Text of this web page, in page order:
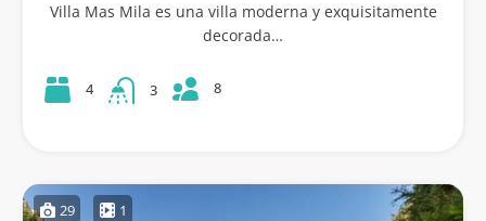
Villa Mas Mila es una villa moderna y exquisitamente
decorada…
4 3 8
29 1